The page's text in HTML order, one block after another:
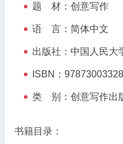
题 材：创意写作
语 言：简体中文
出版社：中国人民大
ISBN：
类 别：创意写作出
书籍目录：